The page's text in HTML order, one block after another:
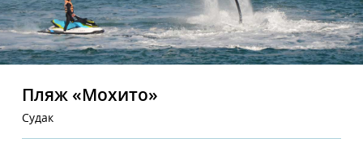
Пляж «Мохито»
Судак